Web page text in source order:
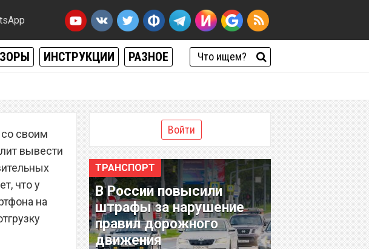
ИНСТРУКЦИИ РАЗНОЕ
с
своим
вывести
что у
на
Войти
ТРАНСПОРТ
В России повысили
штрафы за нарушение
правил дорожного
движения